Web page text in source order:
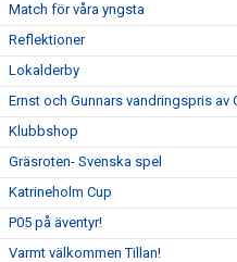
Match för våra yngsta
Reflektioner
Lokalderby
Ernst och Gunnars vandringspris av
Klubbshop
Gräsroten- Svenska spel
Katrineholm Cup
P05 på äventyr!
Varmt välkommen Tillan!